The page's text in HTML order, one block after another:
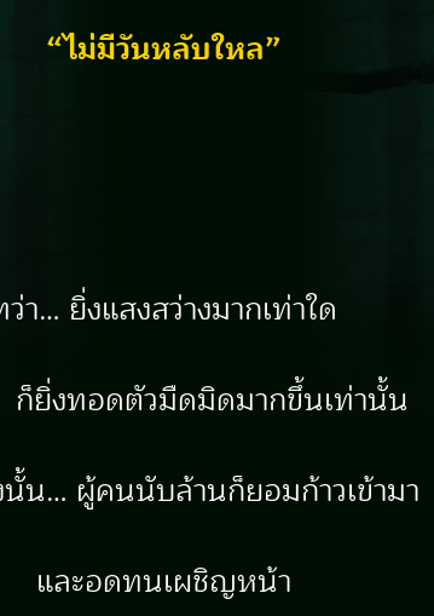
“ไม่มีวันหลับใหล”
า… ยิ่งแสงสว่างมากเท่าใด
ก็ยิ่งทอดตัวมืดมิดมากขึ้นเท่านั้น
นั้น… ผู้คนนับล้านก็ยอมก้าวเข้ามา
และอดทนเผชิญหน้า